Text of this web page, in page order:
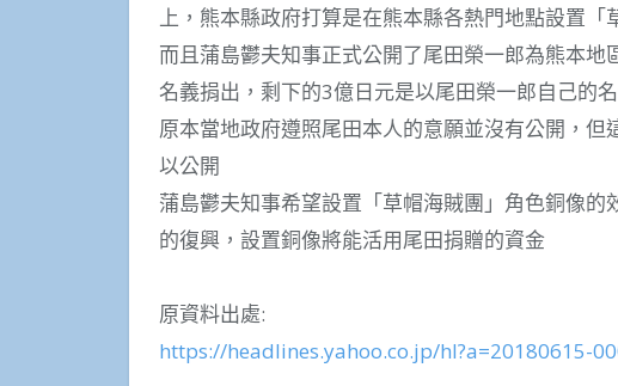
上，熊本縣政府打算是在熊本縣各熱門地點設置「
而且蒲島鬱夫知事正式公開了尾田榮一郎為熊本
名義捐出，剩下的3億日元是以尾田榮一郎自己的
原本當地政府遵照尾田本人的意願並沒有公開，
以公開
蒲島鬱夫知事希望設置「草帽海賊團」角色銅像
的復興，設置銅像將能活用尾田捐贈的資金
原資料出處:
https://headlines.yahoo.co.jp/hl?a=20180615-